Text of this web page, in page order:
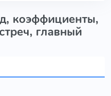
коэффициенты,
главный